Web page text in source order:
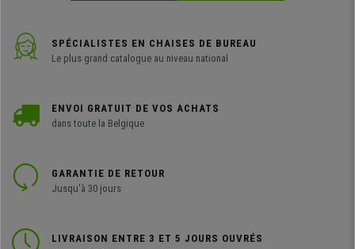
SPÉCIALISTES EN CHAISES DE BUREAU
Le plus grand catalogue au niveau national
ENVOI GRATUIT DE VOS ACHATS
dans toute la Belgique
GARANTIE DE RETOUR
Jusqu'à 30 jours
LIVRAISON ENTRE 3 ET 5 JOURS OUVRÉS